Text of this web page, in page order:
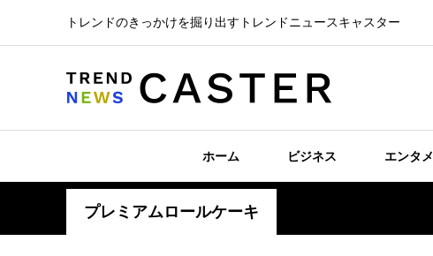
トレンドのきっかけを掘り出すトレンドニュースキャスター
ホーム ビジネス エンタメ
プレミアムロールケーキ